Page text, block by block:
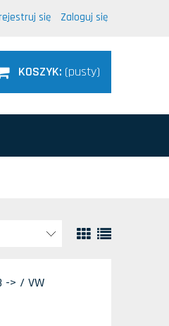
się Zaloguj się
KOSZYK: (pusty)
-> / VW